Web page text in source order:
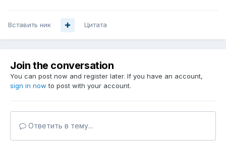
Вставить ник Цитата
Join the conversation
You can post now and register later. If you have an account,
sign in now to post with your account.
Ответить в тему...